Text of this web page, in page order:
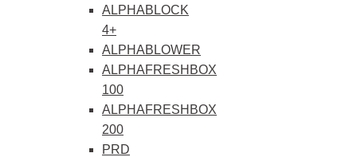
ALPHABLOCK
4+
ALPHABLOWER
ALPHAFRESHBOX
100
ALPHAFRESHBOX
200
PRD